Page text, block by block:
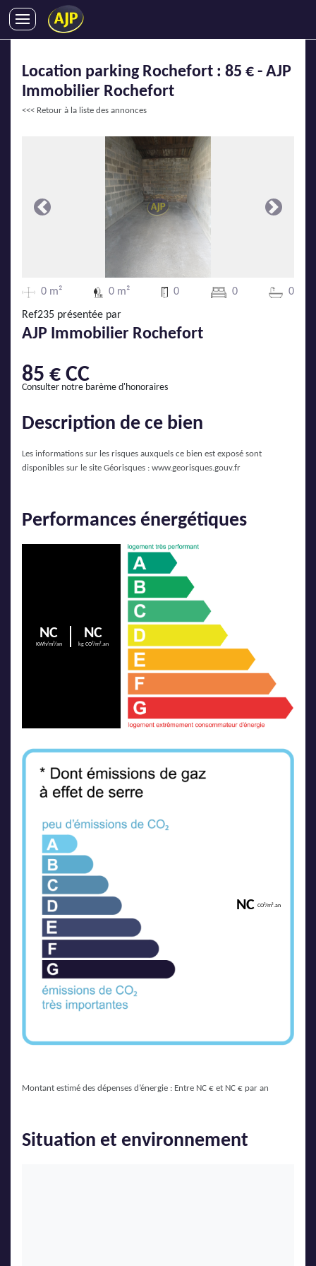
VENTES
LOCATIONS
GESTION LOCATIVE
LOCATIONS DE VACANCES
AJP Recrute
AJP Actualités
Service Qualité Clients
Location parking Rochefort : 85 € - AJP
Immobilier Rochefort
<<< Retour à la liste des annonces
Précédente Suivante
0 m² 0 m² 0 0 0
Ref235 présentée par
AJP Immobilier Rochefort
85 € CC
Consulter notre barème d'honoraires
Description de ce bien
Les informations sur les risques auxquels ce bien est exposé sont
disponibles sur le site Géorisques : www.georisques.gouv.fr
Performances énergétiques
NC
KWh/m²/an
NC
kg CO²/m².an
NC CO²/m².an
Montant estimé des dépenses d’énergie : Entre NC € et NC € par an
Situation et environnement